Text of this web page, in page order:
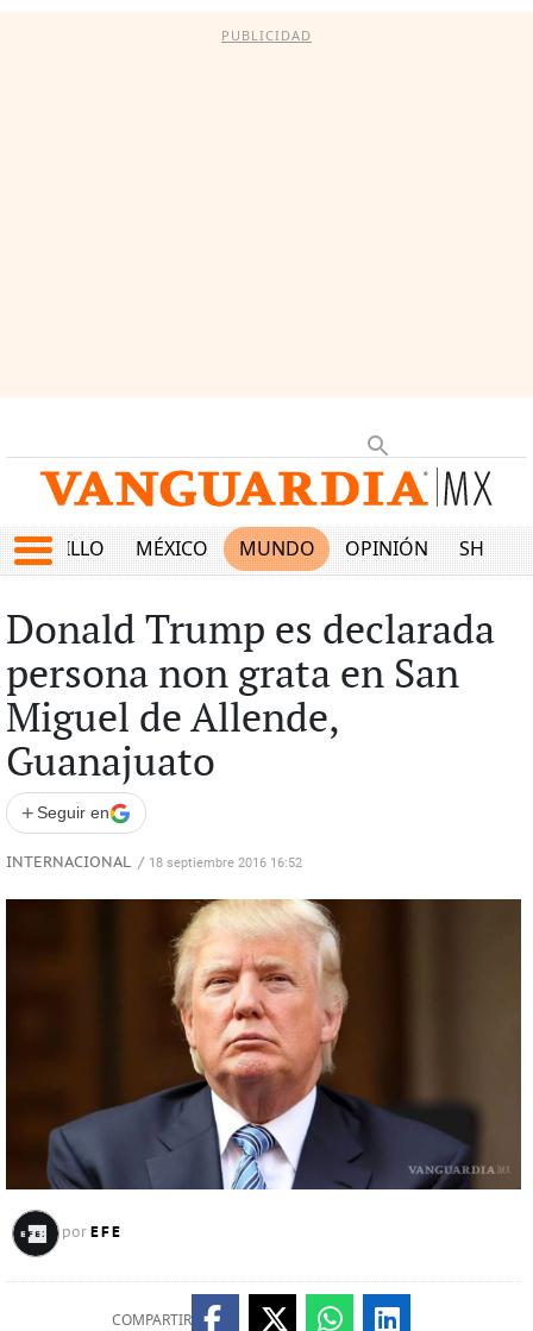
PUBLICIDAD
SALTILLO MÉXICO MUNDO OPINIÓN SHOW
Donald Trump es declarada
persona non grata en San
Miguel de Allende,
Guanajuato
+ Seguir en
INTERNACIONAL / 18 septiembre 2016 16:52
por EFE
COMPARTIR